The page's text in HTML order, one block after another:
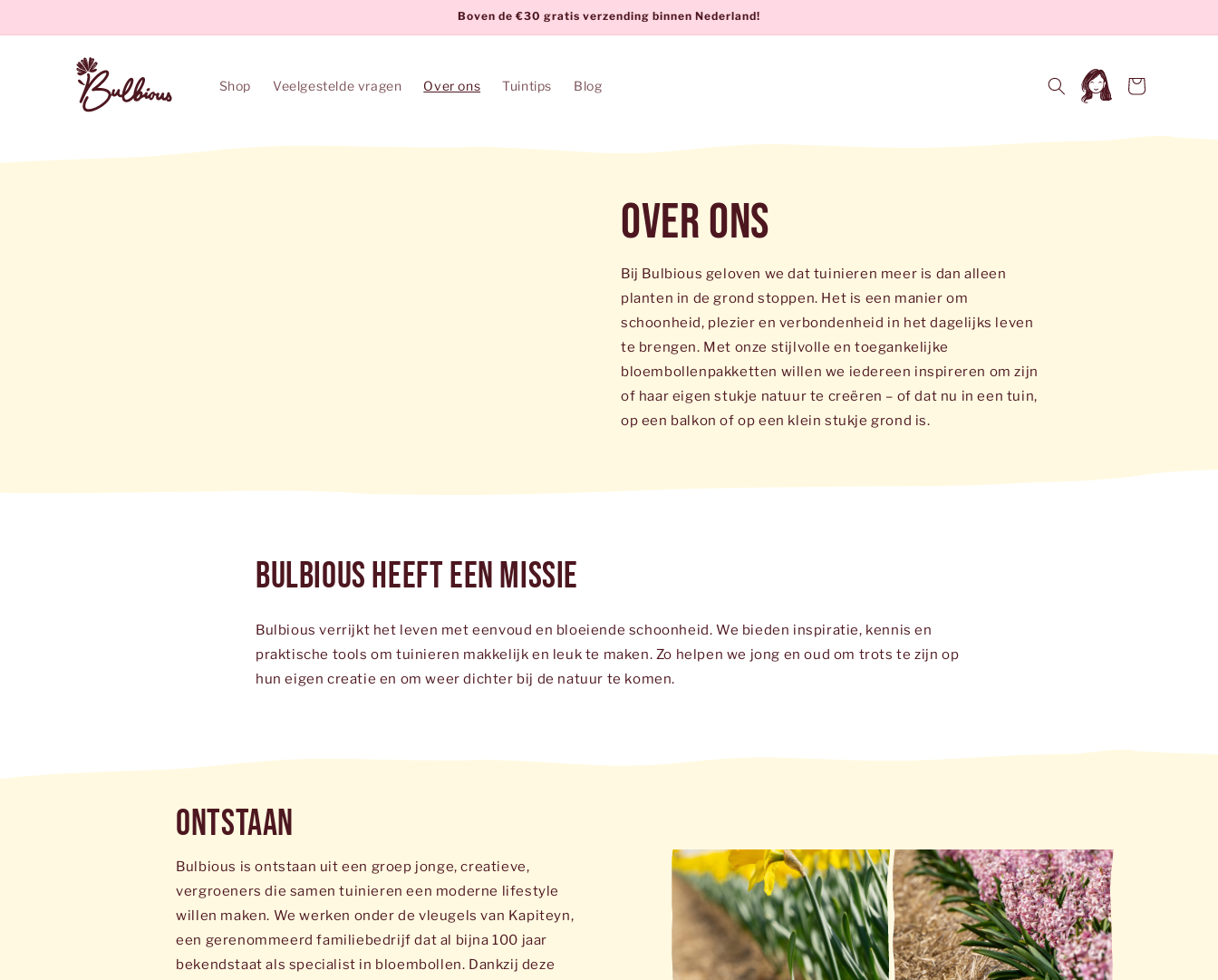
content
Boven de €30 gratis verzending binnen Nederland!
Shop Veelgestelde vragen Over ons Tuintips Blog Inloggen
Winkelwagen
Over ons
Bij Bulbious geloven we dat tuinieren meer is dan alleen
planten in de grond stoppen. Het is een manier om
schoonheid, plezier en verbondenheid in het dagelijks leven
te brengen. Met onze stijlvolle en toegankelijke
bloembollenpakketten willen we iedereen inspireren om zijn
of haar eigen stukje natuur te creëren – of dat nu in een tuin,
op een balkon of op een klein stukje grond is.
Bulbious heeft een missie
Bulbious verrijkt het leven met eenvoud en bloeiende schoonheid. We bieden inspiratie, kennis en
praktische tools om tuinieren makkelijk en leuk te maken. Zo helpen we jong en oud om trots te zijn op
hun eigen creatie en om weer dichter bij de natuur te komen.
Ontstaan
Bulbious is ontstaan uit een groep jonge, creatieve,
vergroeners die samen tuinieren een moderne lifestyle
willen maken. We werken onder de vleugels van Kapiteyn,
een gerenommeerd familiebedrijf dat al bijna 100 jaar
bekendstaat als specialist in bloembollen. Dankzij deze